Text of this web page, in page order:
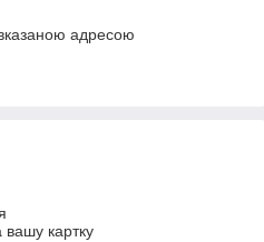
адресою
вашу картку